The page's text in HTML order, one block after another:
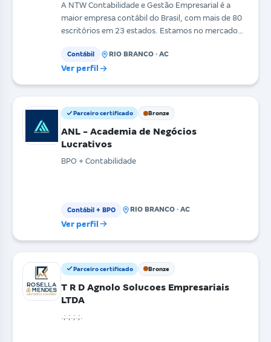
A NTW Contabilidade e Gestão Empresarial é a
maior empresa contábil do Brasil, com mais de 80
escritórios em 23 estados. Estamos no mercado
Contábil RIO BRANCO · AC
Ver perfil
Parceiro certificado Bronze
ANL - Academia de Negócios
Lucrativos
BPO + Contabilidade
Contábil + BPO RIO BRANCO · AC
Ver perfil
Parceiro certificado Bronze
T R D Agnolo Solucoes Empresariais
LTDA
.;.;.;.;.